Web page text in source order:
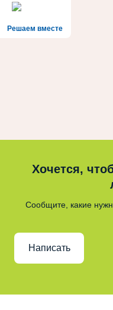
Решаем вместе
Хочется,
Сообщите, какие
Написать